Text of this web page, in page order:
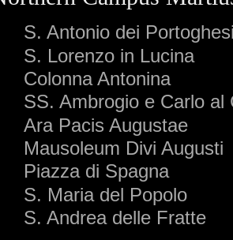
S. Antonio dei
S. Lorenzo in Lucina
Colonna Antonina
SS. Ambrogio e Carlo al
Ara Pacis Augustae
Mausoleum Divi Augusti
Piazza di Spagna
S. Maria del Popolo
S. Andrea delle Fratte